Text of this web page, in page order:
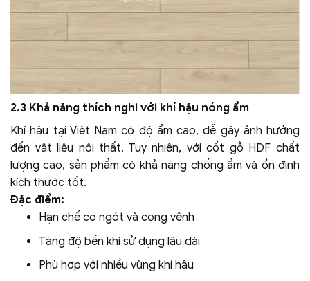
2.3 Khả năng thích nghi với khí hậu nóng ẩm
Khí hậu tại Việt Nam có độ ẩm cao, dễ gây ảnh hưởng
đến vật liệu nội thất. Tuy nhiên, với cốt gỗ HDF chất
lượng cao, sản phẩm có khả năng chống ẩm và ổn định
kích thước tốt.
Đặc điểm:
Hạn chế co ngót và cong vênh
Tăng độ bền khi sử dụng lâu dài
Phù hợp với nhiều vùng khí hậu